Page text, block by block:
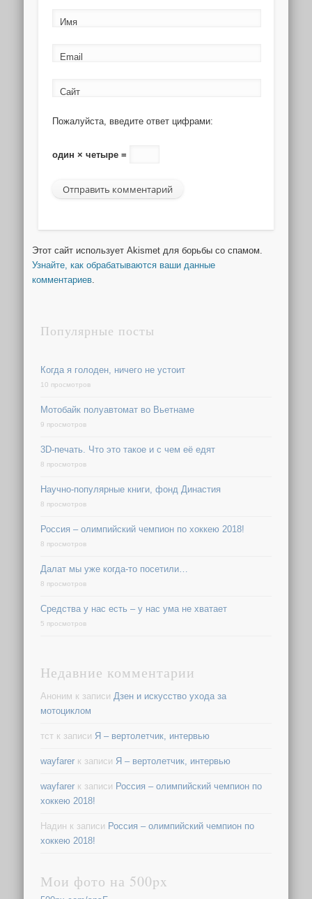
Имя
Email
Сайт
Пожалуйста, введите ответ цифрами:
один × четыре =
Этот сайт использует Akismet для борьбы со спамом.
Узнайте, как обрабатываются ваши данные
комментариев
Популярные посты
Когда я голоден, ничего не устоит
10 просмотров
Мотобайк полуавтомат во Вьетнаме
9 просмотров
3D-печать. Что это такое и с чем её едят
8 просмотров
Научно-популярные книги, фонд Династия
8 просмотров
Россия – олимпийский чемпион по хоккею 2018!
8 просмотров
Далат мы уже когда-то посетили…
8 просмотров
Средства у нас есть – у нас ума не хватает
5 просмотров
Недавние комментарии
Аноним к записиДзен и искусство ухода за
мотоциклом
тст к записи Я – вертолетчик, интервью
wayfarer к записи Я – вертолетчик, интервью
wayfarer к записи Россия – олимпийский чемпион по
хоккею 2018!
Надин к записи Россия – олимпийский чемпион по
хоккею 2018!
Мои фото на 500px